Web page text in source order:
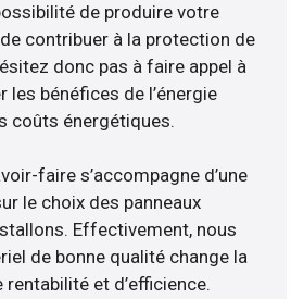
de produire votre
contribuer à la protection de
donc pas à faire appel à
les bénéfices de l’énergie
coûts énergétiques.
faire s’accompagne d’une
le choix des panneaux
Effectivement, nous
de bonne qualité change la
et d’efficience.